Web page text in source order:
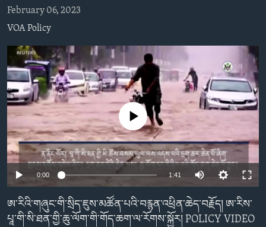
to
Navigation
Skip
to
Search
REGIONS
AFRICA
AMERICAS
ASIA
EUROPE
MIDDLE EAST
TOPICS
HUMAN RIGHTS
SECURITY AND DEFENSE
AID AND DEVELOPMENT
DEMOCRACY AND GOVERNANCE
ECONOMY AND TRADE
ENVIRONMENT AND HEALTH
IDEALS AND INSTITUTIONS
ARCHIVE
ABOUT US
FOLLOW US
February 06, 2023
VOA Policy
No media source currently available
0:00 1:41
ཨ་རིའི་གཞུང་གི་སྲིད་ཇུས་མཚོན་པའི་བརྙན་འཕྲིན་ཆེད་བརྗོད། ཨ་རིས་
པཱ་གི་སི་ཐན་གྱི་ཆུ་ལོག་གི་གོད་ཆག་ལ་རོགས་སྐྱོར། POLICY VIDEO